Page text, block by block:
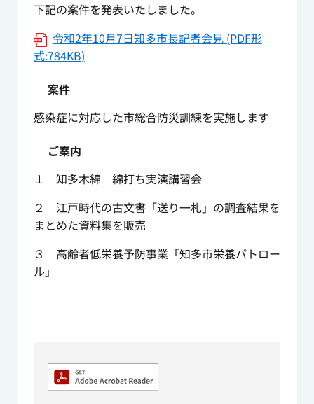
下記の案件を発表いたしました。
令和2年10月7日知多市長記者会見 (PDF形
式:784KB)
案件
感染症に対応した市総合防災訓練を実施します
ご案内
１ 知多木綿 綿打ち実演講習会
２ 江戸時代の古文書「送り一札」の調査結果を
まとめた資料集を販売
３ 高齢者低栄養予防事業「知多市栄養パトロー
ル」